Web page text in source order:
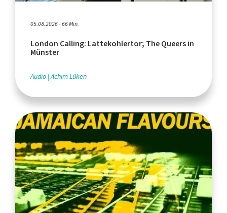
05.08.2026 - 66 Min.
London Calling: Lattekohlertor; The Queers in
Münster
Audio Achim Lüken